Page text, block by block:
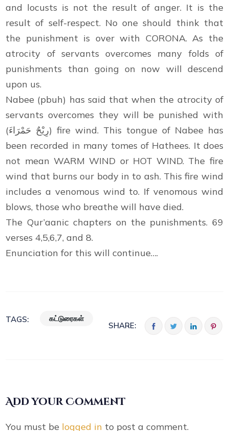
and locusts is not the result of anger. It is the
result of self-respect. No one should think that
the punishment is over with CORONA. As the
atrocity of servants overcomes many folds of
punishments than going on now will descend
upon us.
Nabee (pbuh) has said that when the atrocity of
servants overcomes they will be punished with
(رِيْحٌ حَمْرَاءَ) fire wind. This tongue of Nabee has
been recorded in many tomes of Hathees. It does
not mean WARM WIND or HOT WIND. The fire
wind that burns our body in to ash. This fire wind
includes a venomous wind to. If venomous wind
blows, those who breathe will have died.
The Qur’aanic chapters on the punishments. 69
verses 4,5,6,7, and 8.
Enunciation for this will continue….
TAGS: கட்டுரைகள்
SHARE:
Add your Comment
You must be logged in to post a comment.